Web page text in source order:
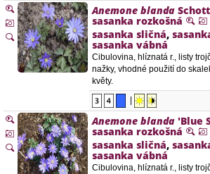
Anemone blanda
sasanka rozkošná
sasanka sličná,
sasanka vábná
Cibulovina, hlíznatá r., listy
nažky, vhodné použití do
květy.
Anemone blanda 'Blue
sasanka rozkošná
sasanka sličná,
sasanka vábná
Cibulovina, hlíznatá r., listy